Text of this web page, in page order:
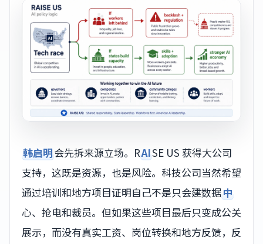
韩启明会先拆来源立场。RAISE US 获得大公司
支持，这既是资源，也是风险。科技公司当然希望
通过培训和地方项目证明自己不是只会建数据中
心、抢电和裁员。但如果这些项目最后只变成公关
展示，而没有真实工资、岗位转换和地方反馈，反